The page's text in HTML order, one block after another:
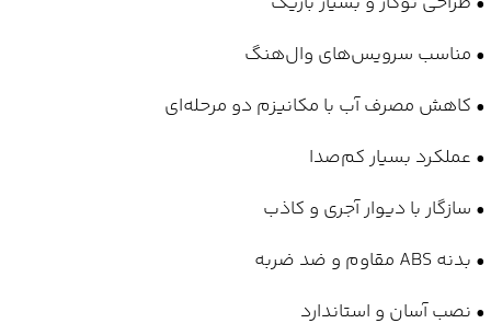
• مناسب سرویس‌های وال‌هنگ
• کاهش مصرف آب با مکانیزم دو مرحله‌ای
• عملکرد بسیار کم‌صدا
• سازگار با دیوار آجری و کاذب
• بدنه ABS مقاوم و ضد ضربه
• نصب آسان و استاندارد